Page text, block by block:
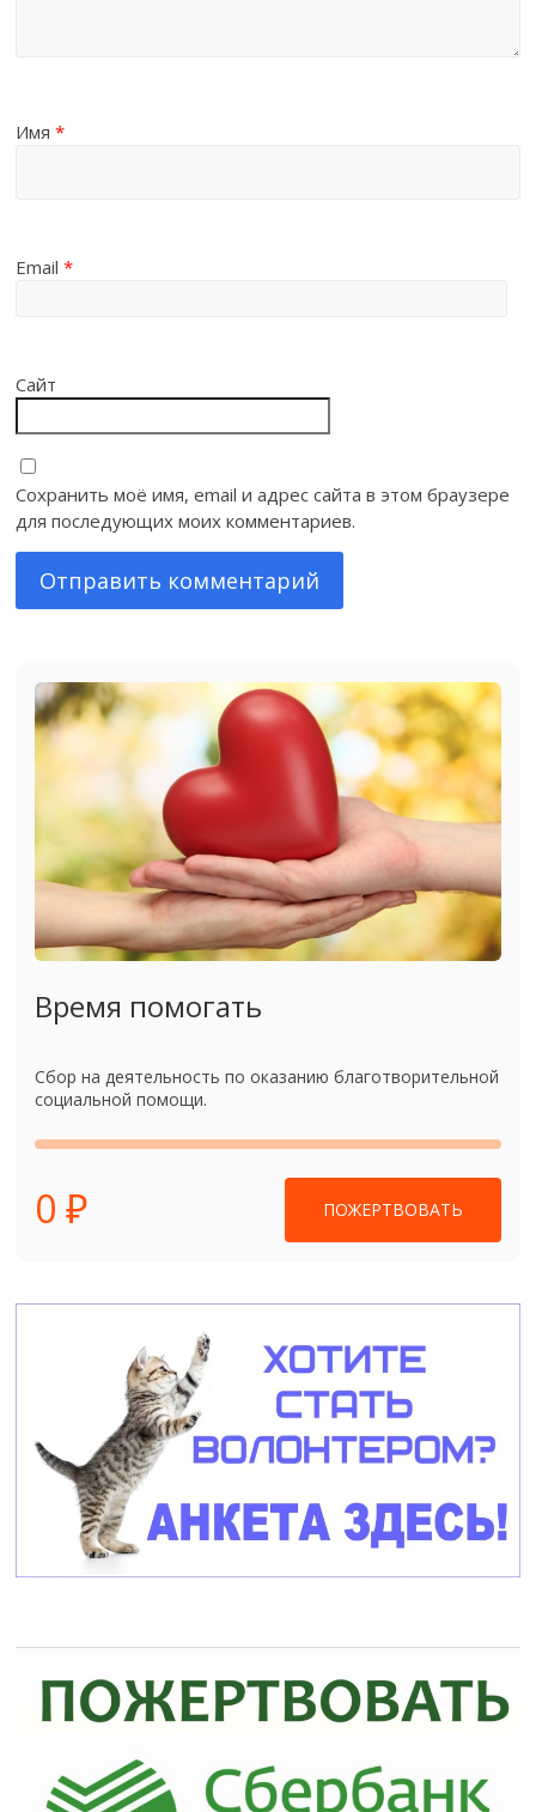
Имя*
Email*
Сайт
Сохранить моё имя, email и адрес сайта в этом браузере
для последующих моих комментариев.
Время помогать
Сбор на деятельность по оказанию благотворительной
социальной помощи.
0 ₽ ПОЖЕРТВОВАТЬ